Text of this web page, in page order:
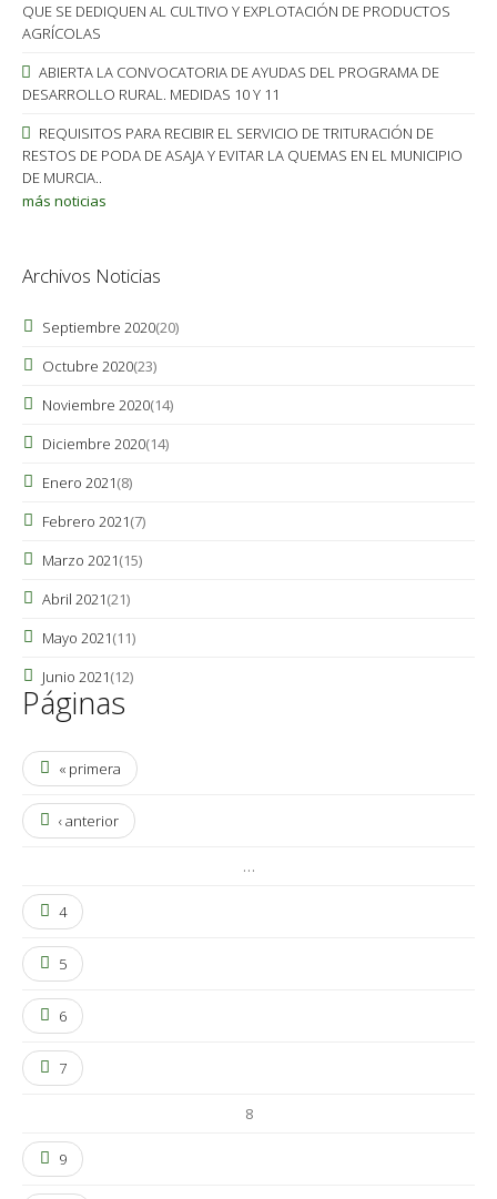
QUE SE DEDIQUEN AL CULTIVO Y EXPLOTACIÓN DE PRODUCTOS
AGRÍCOLAS
ABIERTA LA CONVOCATORIA DE AYUDAS DEL PROGRAMA DE
DESARROLLO RURAL. MEDIDAS 10 Y 11
REQUISITOS PARA RECIBIR EL SERVICIO DE TRITURACIÓN DE
RESTOS DE PODA DE ASAJA Y EVITAR LA QUEMAS EN EL MUNICIPIO
DE MURCIA..
más noticias
Archivos Noticias
Septiembre 2020(20)
Octubre 2020(23)
Noviembre 2020(14)
Diciembre 2020(14)
Enero 2021(8)
Febrero 2021(7)
Marzo 2021(15)
Abril 2021(21)
Mayo 2021(11)
Junio 2021(12)
Páginas
« primera
‹ anterior
…
4
5
6
7
8
9